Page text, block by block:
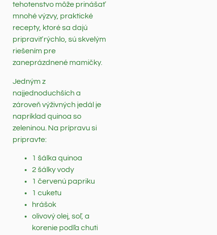
tehotenstvo môže prinášať
mnohé výzvy, praktické
recepty, ktoré sa dajú
pripraviť rýchlo, sú skvelým
riešením pre
zaneprázdnené mamičky.
Jedným z
najjednoduchších a
zároveň výživných jedál je
napríklad quinoa so
zeleninou. Na prípravu si
pripravte:
1 šálka quinoa
2 šálky vody
1 červenú papriku
1 cuketu
hrášok
olivový olej, soľ, a
korenie podľa chuti